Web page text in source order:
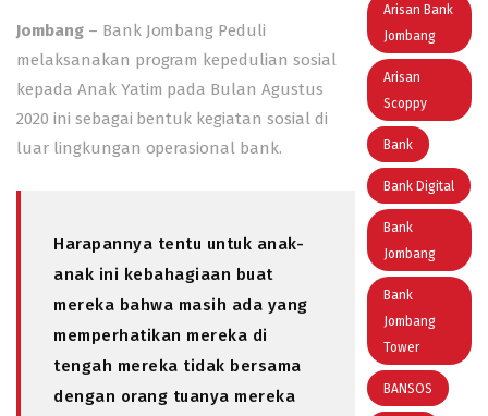
Jombang – Bank Jombang Peduli
melaksanakan program kepedulian sosial
kepada Anak Yatim pada Bulan Agustus
2020 ini sebagai bentuk kegiatan sosial di
luar lingkungan operasional bank.
Harapannya tentu untuk anak-
anak ini kebahagiaan buat
mereka bahwa masih ada yang
memperhatikan mereka di
tengah mereka tidak bersama
dengan orang tuanya mereka
Arisan Bank
Jombang
Arisan
Scoppy
Bank
Bank Digital
Bank
Jombang
Bank
Jombang
Tower
BANSOS